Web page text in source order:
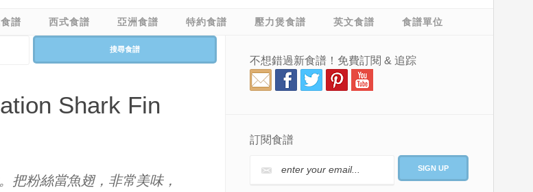
譜 西式食譜 亞洲食譜 特約食譜 壓力煲食譜 英文食譜 食譜單位
搜尋食譜
Shark Fin
把粉絲當魚翅，非常美味，
不想錯過新食譜！免費訂閱 & 追踪
訂閱食譜